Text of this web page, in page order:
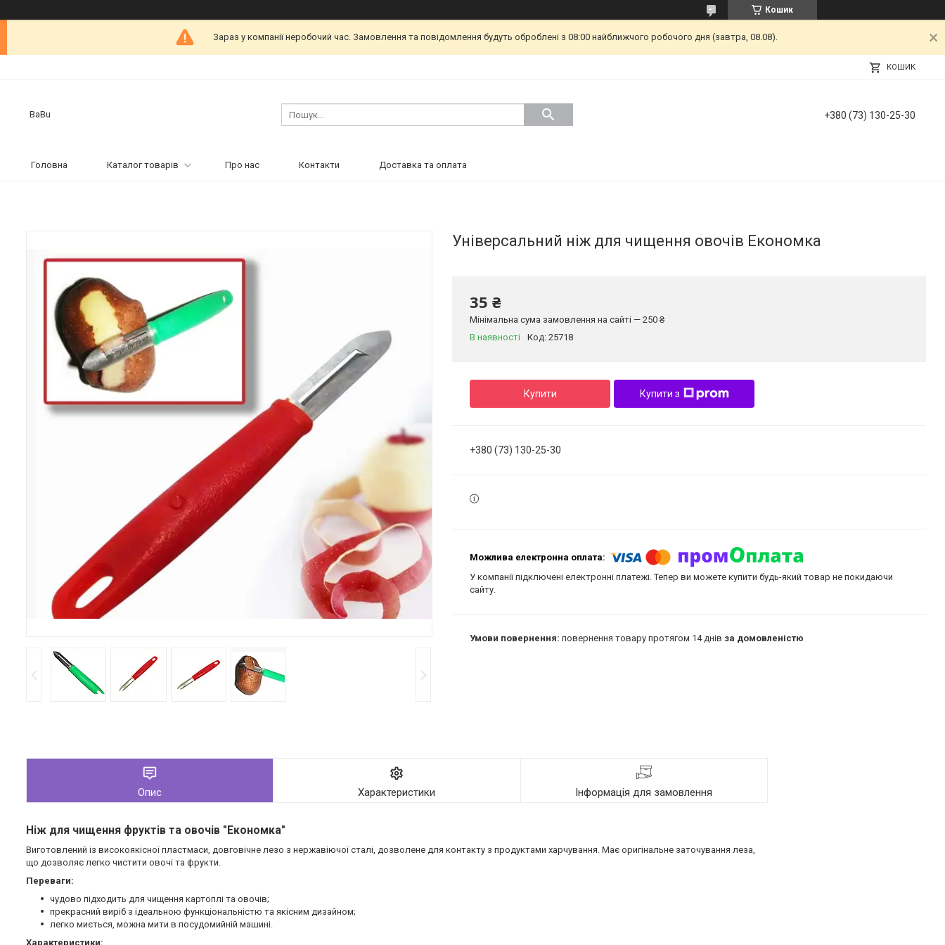
Кошик
Зараз у компанії неробочий час. Замовлення та повідомлення будуть оброблені з 08:00 найближчого робочого дня (завтра, 08.08).
КОШИК
BaBu +380 (73) 130-25-30
Головна Каталог товарів Про нас Контакти Доставка та оплата
Універсальний ніж для чищення овочів Економка
35 ₴
Мінімальна сума замовлення на сайті — 250 ₴
В наявності
Код: 25718
Купити Купити з
+380 (73) 130-25-30
У компанії підключені електронні платежі. Тепер ви можете купити будь-який товар не покидаючи
сайту.
повернення товару протягом 14 днів за домовленістю
Опис Характеристики Інформація для замовлення
Ніж для чищення фруктів та овочів "Економка"
Виготовлений із високоякісної пластмаси, довговічне лезо з нержавіючої сталі, дозволене для контакту з продуктами харчування. Має оригінальне заточування леза,
що дозволяє легко чистити овочі та фрукти.
Переваги:
чудово підходить для чищення картоплі та овочів;
прекрасний виріб з ідеальною функціональністю та якісним дизайном;
легко миється, можна мити в посудомийній машині.
Характеристики: